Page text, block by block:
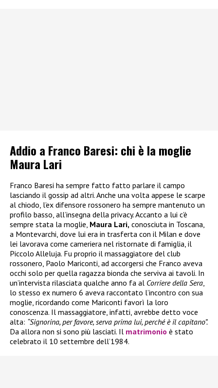
Addio a Franco Baresi: chi è la moglie
Maura Lari
Franco Baresi ha sempre fatto fatto parlare il campo
lasciando il gossip ad altri. Anche una volta appese le scarpe
al chiodo, l’ex difensore rossonero ha sempre mantenuto un
profilo basso, all’insegna della privacy. Accanto a lui c’è
sempre stata la moglie, Maura Lari, conosciuta in Toscana,
a Montevarchi, dove lui era in trasferta con il Milan e dove
lei lavorava come cameriera nel ristornate di famiglia, il
Piccolo Alleluja. Fu proprio il massaggiatore del club
rossonero, Paolo Mariconti, ad accorgersi che Franco aveva
occhi solo per quella ragazza bionda che serviva ai tavoli. In
un’intervista rilasciata qualche anno fa al Corriere della Sera,
lo stesso ex numero 6 aveva raccontato l’incontro con sua
moglie, ricordando come Mariconti favorì la loro
conoscenza. Il massaggiatore, infatti, avrebbe detto voce
alta: “Signorina, per favore, serva prima lui, perché è il capitano”.
Da allora non si sono più lasciati. Il matrimonio è stato
celebrato il 10 settembre dell’1984.